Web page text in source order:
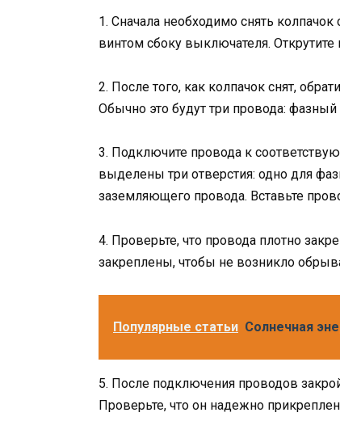
1. Сначала необходимо снять
винтом сбоку выключателя.
2. После того, как колпачок снят,
Обычно это будут три провода:
3. Подключите провода к
выделены три отверстия: одно для
заземляющего провода. Вставьте
4. Проверьте, что провода плотно
закреплены, чтобы не возникло
Популярные статьи Солнечная
5. После подключения проводов
Проверьте, что он надежно